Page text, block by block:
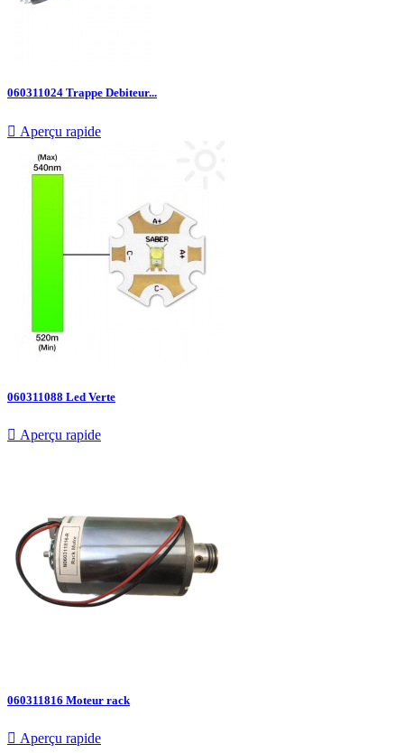
060311024 Trappe Debiteur...
 Aperçu rapide
060311088 Led Verte
 Aperçu rapide
060311816 Moteur rack
 Aperçu rapide